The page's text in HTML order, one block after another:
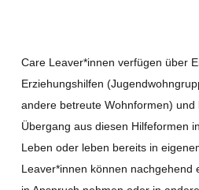
Care Leaver*innen verfügen über
Erziehungshilfen
andere betreute Wohnformen) und
Übergang aus diesen Hilfeformen
Leben oder leben bereits in
Leaver*innen können nachgehend